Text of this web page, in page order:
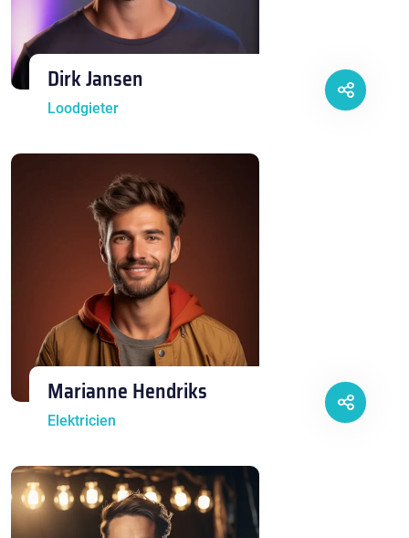
Dirk Jansen
Loodgieter
Marianne Hendriks
Elektricien